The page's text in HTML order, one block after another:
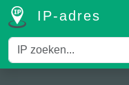
IP-adres